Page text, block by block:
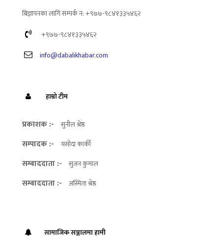
बिज्ञापनका लागि सम्पर्क न: +९७७-९८४१३३५४६२
+९७७-९८४१३३५४६२
info@dabalikhabar.com
हाम्रो टीम
प्रकाशक :- सुनील श्रेष्ठ
सम्पादक :- यसोदा कार्की
सम्बाददाता :- सुजन कुमाल
सम्बाददाता :- अस्मिता श्रेष्ठ
सामाजिक सञ्जालमा हामी